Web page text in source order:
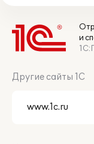
и
Другие сайты 1С